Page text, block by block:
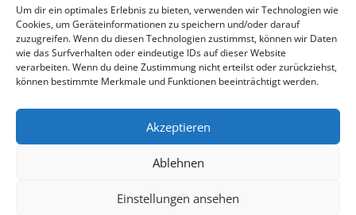
Um dir ein optimales Erlebnis zu bieten, verwenden wir Technologien wie
Cookies, um Geräteinformationen zu speichern und/oder darauf
zuzugreifen. Wenn du diesen Technologien zustimmst, können wir Daten
wie das Surfverhalten oder eindeutige IDs auf dieser Website
verarbeiten. Wenn du deine Zustimmung nicht erteilst oder zurückziehst,
können bestimmte Merkmale und Funktionen beeinträchtigt werden.
Akzeptieren
Ablehnen
Einstellungen ansehen
undArthurjeweils ihre Klasse für sich entscheiden.
Ergebnisliste LG-Gildenmeisterschaft 2014
Links Kontakt
Impressum